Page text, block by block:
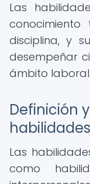
Las
disciplina, y
desempeñar
ámbito laboral.
Definición
Las
como